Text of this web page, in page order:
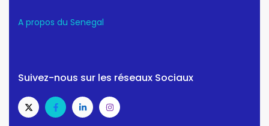
A propos du Senegal
Suivez-nous sur les réseaux Sociaux